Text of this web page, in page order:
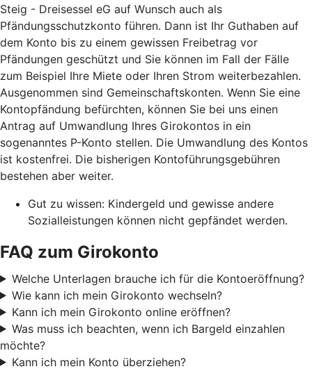
Steig - Dreisessel eG auf Wunsch auch als
Pfändungsschutzkonto führen. Dann ist Ihr Guthaben auf
dem Konto bis zu einem gewissen Freibetrag vor
Pfändungen geschützt und Sie können im Fall der Fälle
zum Beispiel Ihre Miete oder Ihren Strom weiterbezahlen.
Ausgenommen sind Gemeinschaftskonten. Wenn Sie eine
Kontopfändung befürchten, können Sie bei uns einen
Antrag auf Umwandlung Ihres Girokontos in ein
sogenanntes P-Konto stellen. Die Umwandlung des Kontos
ist kostenfrei. Die bisherigen Kontoführungsgebühren
bestehen aber weiter.
Gut zu wissen: Kindergeld und gewisse andere
Sozialleistungen können nicht gepfändet werden.
FAQ zum Girokonto
Welche Unterlagen brauche ich für die Kontoeröffnung?
Wie kann ich mein Girokonto wechseln?
Kann ich mein Girokonto online eröffnen?
Was muss ich beachten, wenn ich Bargeld einzahlen
möchte?
Kann ich mein Konto überziehen?